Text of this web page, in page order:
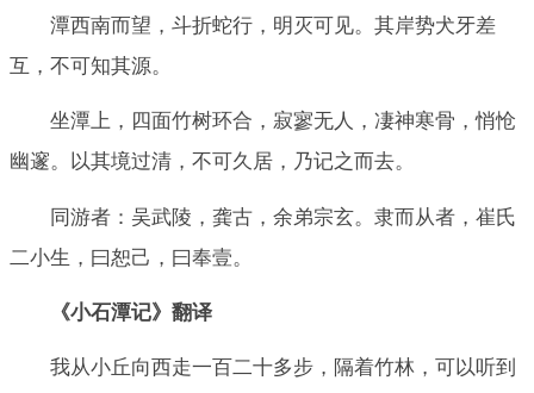
潭西南而望，斗折蛇行，明灭可见。其岸势犬牙差
互，不可知其源。
坐潭上，四面竹树环合，寂寥无人，凄神寒骨，悄怆
幽邃。以其境过清，不可久居，乃记之而去。
同游者：吴武陵，龚古，余弟宗玄。隶而从者，崔氏
二小生，曰恕己，曰奉壹。
《小石潭记》翻译
我从小丘向西走一百二十多步，隔着竹林，可以听到